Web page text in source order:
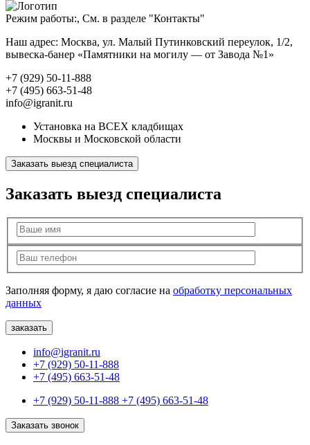
Режим работы:, См. в разделе "Контакты"
Наш адрес: Москва, ул. Малый Путинковский переулок, 1/2,
вывеска-банер «Памятники на могилу — от Завода №1»
+7 (929) 50-11-888
+7 (495) 663-51-48
info@igranit.ru
Установка на ВСЕХ кладбищах
Москвы и Московской области
Заказать выезд специалиста
Заказать выезд специалиста
Заполняя форму, я даю согласие на обработку персональных
данных
info@igranit.ru
+7 (929) 50-11-888
+7 (495) 663-51-48
+7 (929) 50-11-888 +7 (495) 663-51-48
Заказать звонок